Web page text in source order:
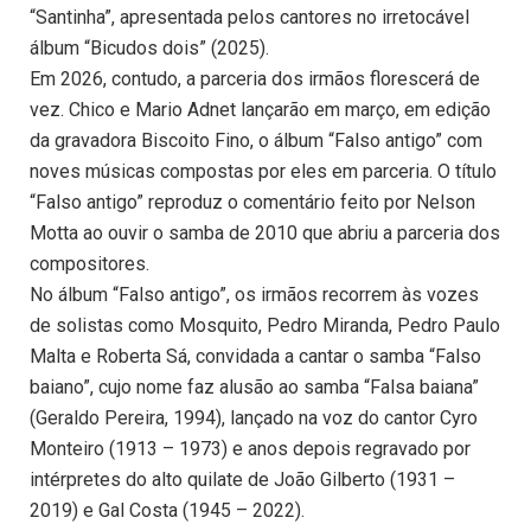
“Santinha”, apresentada pelos cantores no irretocável
álbum “Bicudos dois” (2025).
Em 2026, contudo, a parceria dos irmãos florescerá de
vez. Chico e Mario Adnet lançarão em março, em edição
da gravadora Biscoito Fino, o álbum “Falso antigo” com
noves músicas compostas por eles em parceria. O título
“Falso antigo” reproduz o comentário feito por Nelson
Motta ao ouvir o samba de 2010 que abriu a parceria dos
compositores.
No álbum “Falso antigo”, os irmãos recorrem às vozes
de solistas como Mosquito, Pedro Miranda, Pedro Paulo
Malta e Roberta Sá, convidada a cantar o samba “Falso
baiano”, cujo nome faz alusão ao samba “Falsa baiana”
(Geraldo Pereira, 1994), lançado na voz do cantor Cyro
Monteiro (1913 – 1973) e anos depois regravado por
intérpretes do alto quilate de João Gilberto (1931 –
2019) e Gal Costa (1945 – 2022).